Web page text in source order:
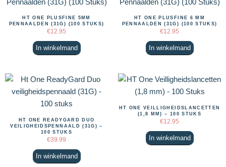
HT ONE PLUSFINE 5MM
PENNAALDEN (31G) (100 STUKS)
€12.95
In winkelmand
HT ONE PLUSFINE 6 MM
PENNAALDEN (31G) (100 STUKS)
€12.95
In winkelmand
HT ONE READYGARD DUO
VEILIGHEIDSPENNAALD (31G) –
100 STUKS
€39.99
In winkelmand
HT ONE VEILLIGHEIDSLANCETTEN
(1,8 MM) – 100 STUKS
€12.95
In winkelmand